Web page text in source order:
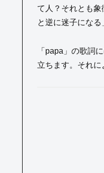
て人？それとも
と逆に迷子になる
「papa」の歌詞
立ちます。それに